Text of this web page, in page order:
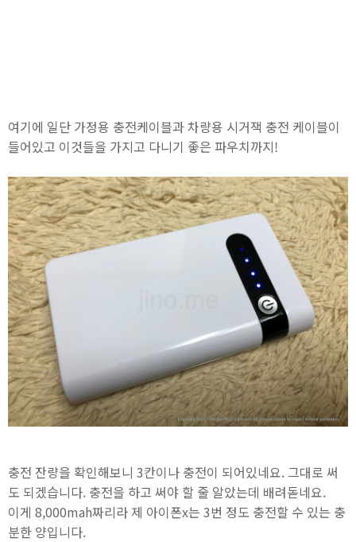
여기에 일단 가정용 충전케이블과 차량용 시거잭 충전 케이블이
들어있고 이것들을 가지고 다니기 좋은 파우치까지!
충전 잔량을 확인해보니 3칸이나 충전이 되어있네요. 그대로 써
도 되겠습니다. 충전을 하고 써야 할 줄 알았는데 배려돋네요.
이게 8,000mah짜리라 제 아이폰x는 3번 정도 충전할 수 있는 충
분한 양입니다.